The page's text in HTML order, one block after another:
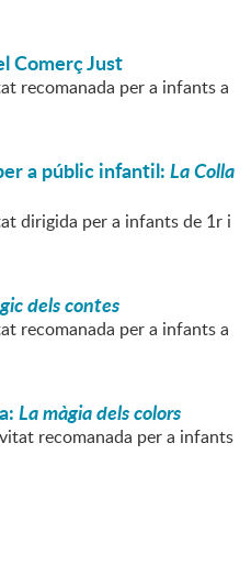
Comerç Just
recomanada per a infants a
a públic infantil:La Colla
dirigida per a infants de 1r i
dels contes
recomanada per a infants a
La màgia dels colors
recomanada per a infants